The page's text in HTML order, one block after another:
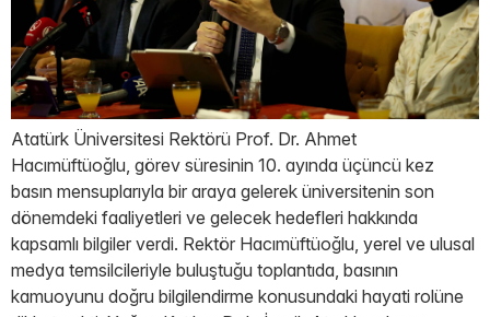
Atatürk Üniversitesi Rektörü Prof. Dr. Ahmet
Hacımüftüoğlu, görev süresinin 10. ayında üçüncü kez
basın mensuplarıyla bir araya gelerek üniversitenin son
dönemdeki faaliyetleri ve gelecek hedefleri hakkında
kapsamlı bilgiler verdi. Rektör Hacımüftüoğlu, yerel ve ulusal
medya temsilcileriyle buluştuğu toplantıda, basının
kamuoyunu doğru bilgilendirme konusundaki hayati rolüne